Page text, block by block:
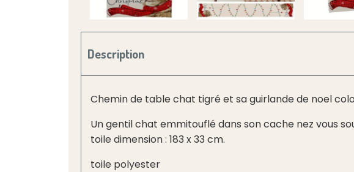
Description
Chemin de table chat tigré et sa guirlande de noel
Un gentil chat emmitouflé dans son cache nez vous
toile dimension : 183 x 33 cm.
toile polyester